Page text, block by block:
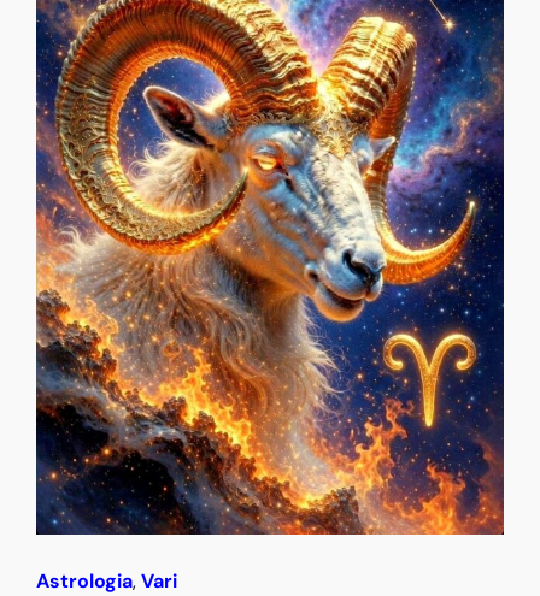
Astrologia,Vari